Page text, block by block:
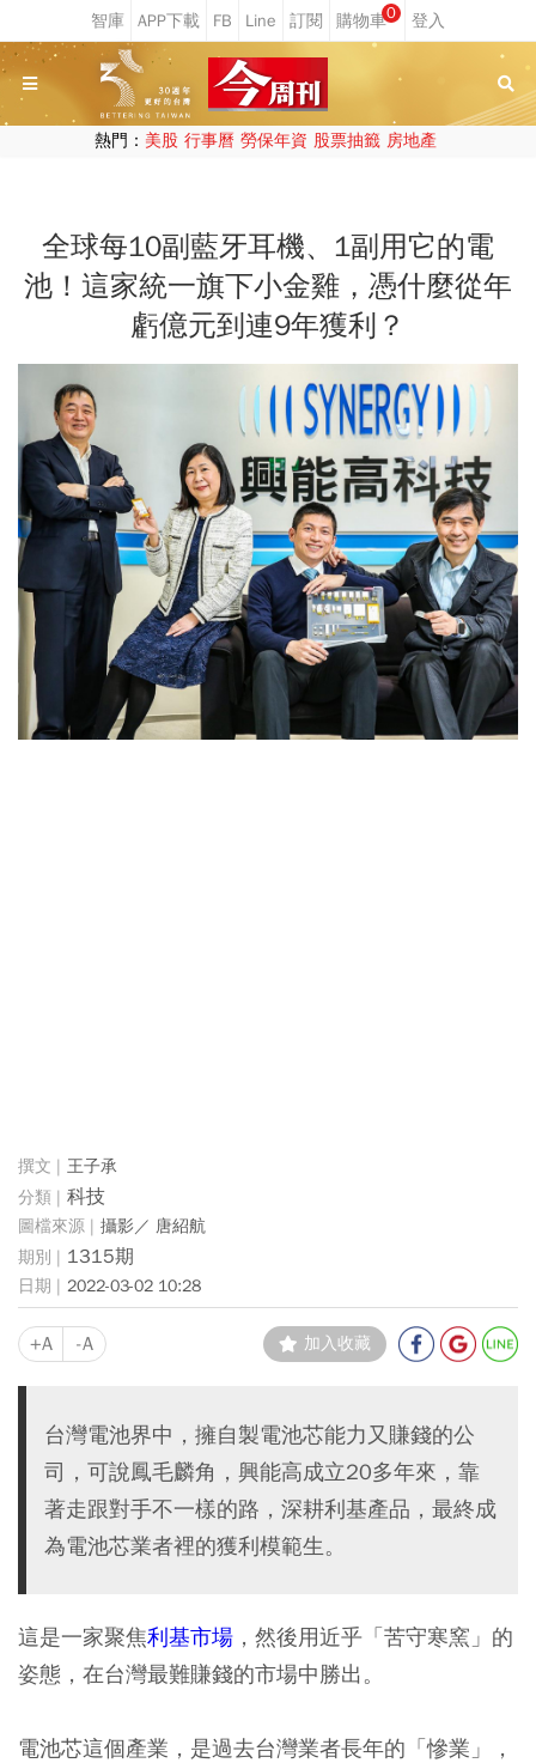
0
熱門： 美股 行事曆 勞保年資 股票抽籤 房地產
全球每10副藍牙耳機、1副用它的電
池！這家統一旗下小金雞，憑什麼從年
虧億元到連9年獲利？
王子承
科技
攝影／ 唐紹航
1315期
2022-03-02 10:28
+A -A 加入收藏
台灣電池界中，擁自製電池芯能力又賺錢的公
司，可說鳳毛麟角，興能高成立20多年來，靠
著走跟對手不一樣的路，深耕利基產品，最終成
為電池芯業者裡的獲利模範生。
這是一家聚焦利基市場 ，然後用近乎「苦守寒窯」的
姿態，在台灣最難賺錢的市場中勝出。
電池芯這個產業，是過去台灣業者長年的「慘業」，